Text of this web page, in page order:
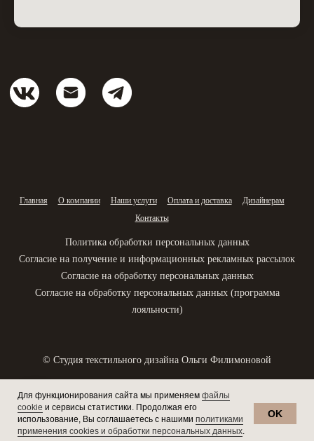
Главная О компании Наши услуги Оплата и доставка
Дизайнерам
Контакты
Политика обработки персональных данных
Согласие на получение и информационных рекламных рассылок
Согласие на обработку персональных данных
Согласие на обработку персональных данных (программа
лояльности)
© Студия текстильного дизайна Ольги Филимоновой
Разработка сайта
Для функционирования сайта мы применяем файлы
cookie и сервисы статистики. Продолжая его
использование, Вы соглашаетесь с нашими политиками
применения cookies и обработки персональных данных.
OK